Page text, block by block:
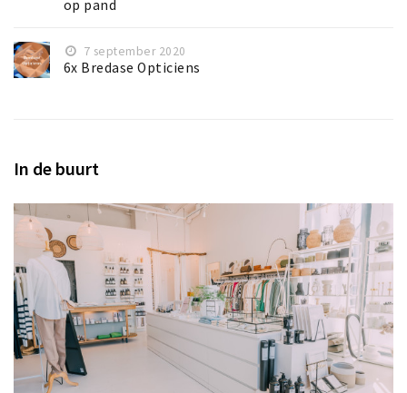
op pand
7 september 2020
6x Bredase Opticiens
In de buurt